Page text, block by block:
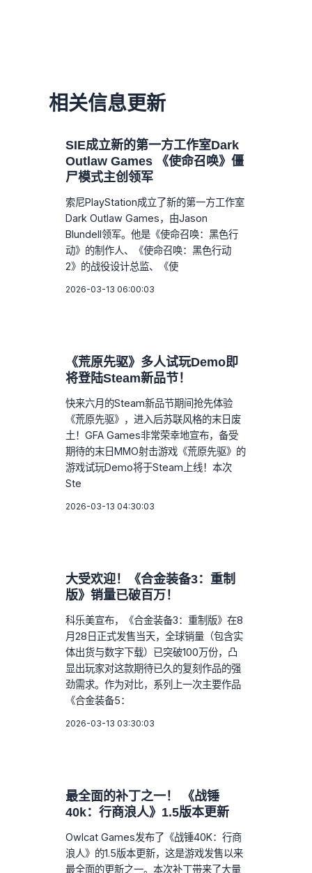
相关信息更新
SIE成立新的第一方工作室Dark
Outlaw Games 《使命召唤》僵
尸模式主创领军
索尼PlayStation成立了新的第一方工作室
Dark Outlaw Games，由Jason
Blundell领军。他是《使命召唤：黑色行
动》的制作人、《使命召唤：黑色行动
2》的战役设计总监、《使
2026-03-13 06:00:03
《荒原先驱》多人试玩Demo即
将登陆Steam新品节！
快来六月的Steam新品节期间抢先体验
《荒原先驱》，进入后苏联风格的末日废
土！GFA Games非常荣幸地宣布，备受
期待的末日MMO射击游戏《荒原先驱》的
游戏试玩Demo将于Steam上线！本次
Ste
2026-03-13 04:30:03
大受欢迎！《合金装备3：重制
版》销量已破百万！
科乐美宣布，《合金装备3：重制版》在8
月28日正式发售当天，全球销量（包含实
体出货与数字下载）已突破100万份，凸
显出玩家对这款期待已久的复刻作品的强
劲需求。作为对比，系列上一次主要作品
《合金装备5：
2026-03-13 03:30:03
最全面的补丁之一！ 《战锤
40k：行商浪人》1.5版本更新
Owlcat Games发布了《战锤40K：行商
浪人》的1.5版本更新，这是游戏发售以来
最全面的更新之一。本次补丁带来了大量